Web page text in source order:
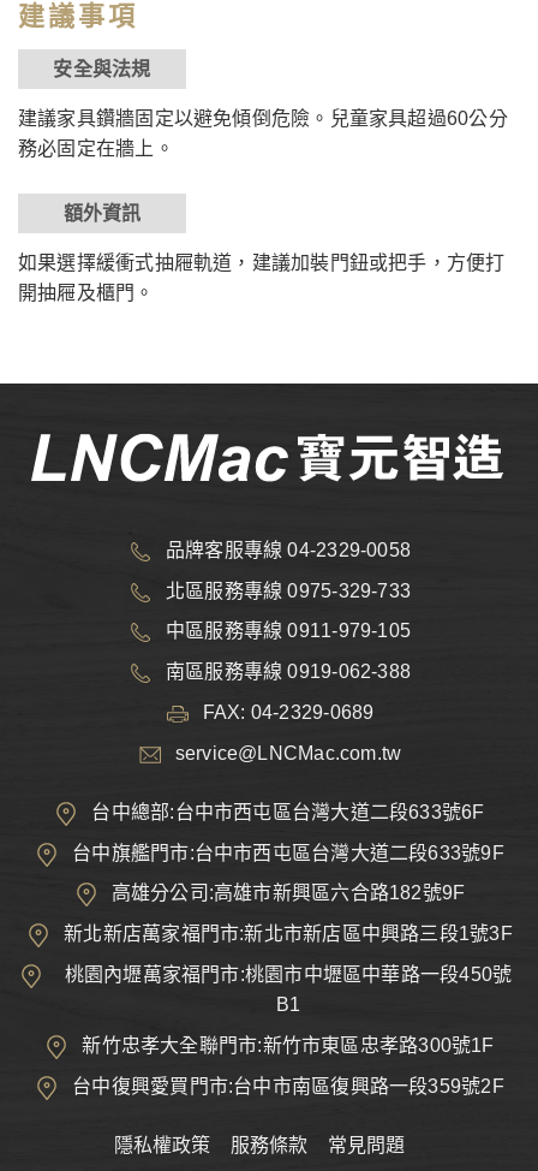
建議事項
安全與法規
建議家具鑽牆固定以避免傾倒危險。兒童家具超過60公分
務必固定在牆上。
額外資訊
如果選擇緩衝式抽屜軌道，建議加裝門鈕或把手，方便打
開抽屜及櫃門。
品牌客服專線 04-2329-0058
北區服務專線 0975-329-733
中區服務專線 0911-979-105
南區服務專線 0919-062-388
FAX: 04-2329-0689
service@LNCMac.com.tw
台中總部:台中市西屯區台灣大道二段633號6F
台中旗艦門市:台中市西屯區台灣大道二段633號9F
高雄分公司:高雄市新興區六合路182號9F
新北新店萬家福門市:新北市新店區中興路三段1號3F
桃園內壢萬家福門市:桃園市中壢區中華路一段450號
B1
新竹忠孝大全聯門市:新竹市東區忠孝路300號1F
台中復興愛買門市:台中市南區復興路一段359號2F
隱私權政策 服務條款 常見問題